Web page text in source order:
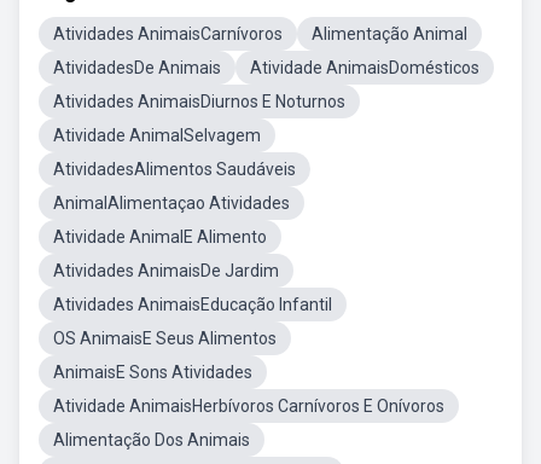
Atividades AnimaisCarnívoros
Alimentação Animal
AtividadesDe Animais
Atividade AnimaisDomésticos
Atividades AnimaisDiurnos E Noturnos
Atividade AnimalSelvagem
AtividadesAlimentos Saudáveis
AnimalAlimentaçao Atividades
Atividade AnimalE Alimento
Atividades AnimaisDe Jardim
Atividades AnimaisEducação Infantil
OS AnimaisE Seus Alimentos
AnimaisE Sons Atividades
Atividade AnimaisHerbívoros Carnívoros E Onívoros
Alimentação Dos Animais